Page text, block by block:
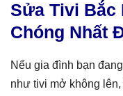
Sửa Tivi Bắc
Chóng Nhất
Nếu gia đình bạn
như tivi mở không